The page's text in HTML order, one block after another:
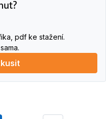
pdf ke stažení.